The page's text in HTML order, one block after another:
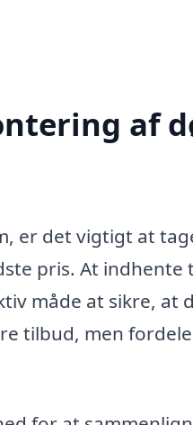
af
er det vigtigt at
pris. At indhente
måde at sikre, at
tilbud, men